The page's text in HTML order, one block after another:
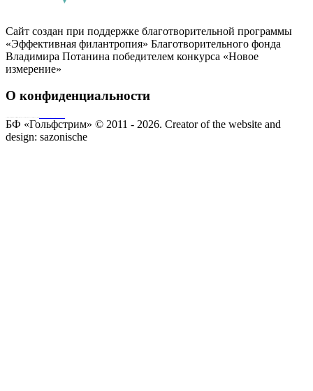
Сайт создан при поддержке благотворительной программы
«Эффективная филантропия» Благотворительного фонда
Владимира Потанина победителем конкурса «Новое
измерение»
О конфиденциальности
БФ «Гольфстрим» © 2011 - 2026. Creator of the website and
design: sazonische